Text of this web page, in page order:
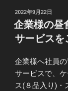
投
稿
日:
2022年9月22日
企業様の昼
サービスを
企業様へ社員
サービスで、
ス(８品入り)・